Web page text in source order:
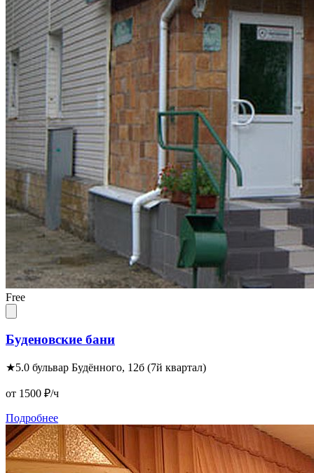
Free
Буденовские бани
★5.0 бульвар Будённого, 12б (7й квартал)
от 1500 ₽/ч
Подробнее